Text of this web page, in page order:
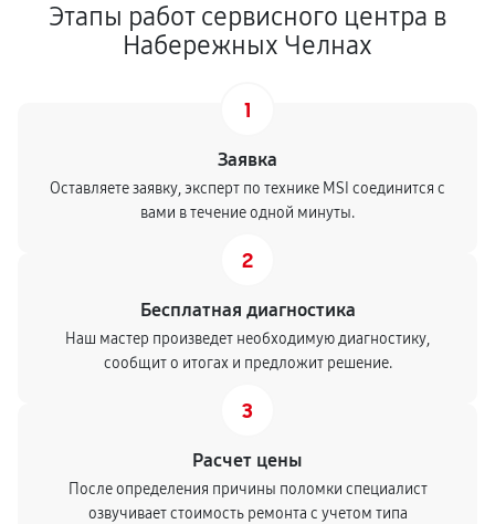
Этапы работ сервисного центра в
Набережных Челнах
1
Заявка
Оставляете заявку, эксперт по технике MSI соединится с
вами в течение одной минуты.
2
Бесплатная диагностика
Наш мастер произведет необходимую диагностику,
сообщит о итогах и предложит решение.
3
Расчет цены
После определения причины поломки специалист
озвучивает стоимость ремонта с учетом типа